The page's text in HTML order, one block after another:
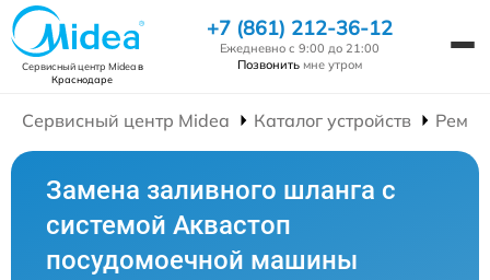
Сервисный центр Mideaв
Краснодаре
+7 (861) 212-36-12
Ежедневно с 9:00 до 21:00
Позвонить мне утром
Сервисный центр Midea Каталог устройств
Замена заливного шланга с
системой Аквастоп
посудомоечной машины